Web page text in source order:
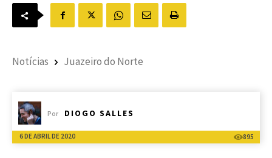
Notícias Juazeiro do Norte
Por DIOGO SALLES
6 DE ABRIL DE 2020 895